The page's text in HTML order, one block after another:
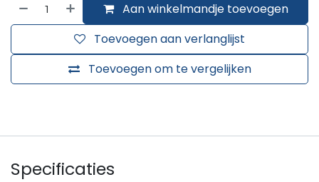
Aan winkelmandje toevoegen
Toevoegen om te vergelijken
Toevoegen aan verlanglijst
Specificaties